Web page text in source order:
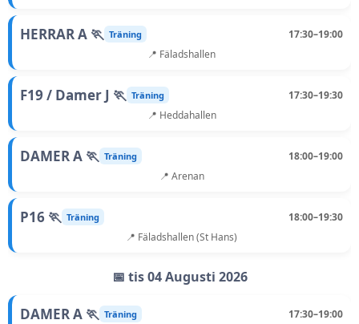
HERRAR A 🏃 Träning
17:30–19:00
📍 Fäladshallen
F19 / Damer J 🏃 Träning
17:30–19:30
📍 Heddahallen
DAMER A 🏃 Träning
18:00–19:00
📍 Arenan
P16 🏃 Träning
18:00–19:30
📍 Fäladshallen (St Hans)
📅 tis 04 Augusti 2026
DAMER A 🏃 Träning
17:30–19:00